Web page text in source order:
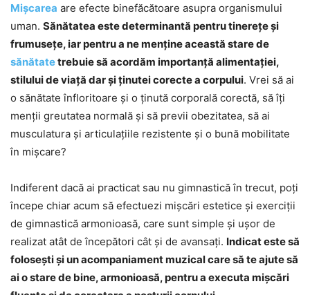
Mișcarea are efecte binefăcătoare asupra organismului
uman. Sănătatea este determinantă pentru tinerețe și
frumusețe, iar pentru a ne menține această stare de
sănătatetrebuie să acordăm importanță alimentației,
stilului de viață dar și ținutei corecte a corpului. Vrei să ai
o sănătate înfloritoare și o ținută corporală corectă, să îți
menții greutatea normală și să previi obezitatea, să ai
musculatura și articulațiile rezistente și o bună mobilitate
în mișcare?
Indiferent dacă ai practicat sau nu gimnastică în trecut, poți
începe chiar acum să efectuezi mișcări estetice și exerciții
de gimnastică armonioasă, care sunt simple și ușor de
realizat atât de începători cât și de avansați. Indicat este să
folosești și un acompaniament muzical care să te ajute să
ai o stare de bine, armonioasă, pentru a executa mișcări